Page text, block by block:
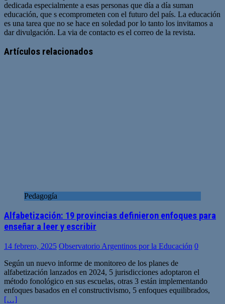
dedicada especialmente a esas personas que día a día suman
educación, que s ecomprometen con el futuro del país. La educación
es una tarea que no se hace en soledad por lo tanto los invitamos a
dar divulgación. La via de contacto es el correo de la revista.
web
Artículos relacionados
Pedagogía
Alfabetización: 19 provincias definieron enfoques para
enseñar a leer y escribir
14 febrero, 2025 Observatorio Argentinos por la Educación 0
Según un nuevo informe de monitoreo de los planes de
alfabetización lanzados en 2024, 5 jurisdicciones adoptaron el
método fonológico en sus escuelas, otras 3 están implementando
enfoques basados en el constructivismo, 5 enfoques equilibrados,
[…]